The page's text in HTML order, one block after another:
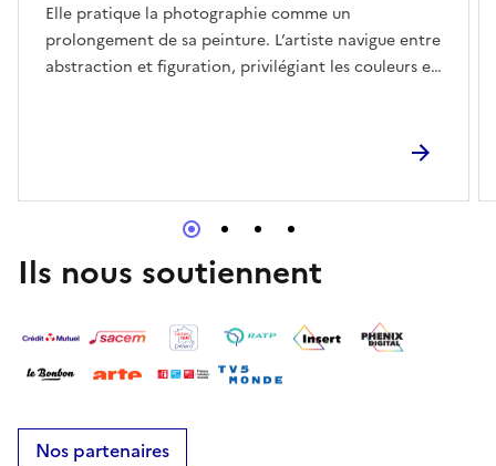
Elle pratique la photographie comme un
prolongement de sa peinture. L’artiste navigue entre
abstraction et figuration, privilégiant les couleurs et
marge de hasard et créant de la matière sensible et
suisse diplômée de l’Ecole Nationale supérieure des
Arts Décoratifs de Paris. Elle expose depuis de
Ils nous soutiennent
Nos partenaires